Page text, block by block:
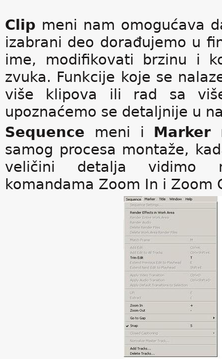
Clip meni nam omogućava
izabrani deo dorađujemo u
ime, modifikovati brzinu i
zvuka. Funkcije koje se
više klipova ili rad sa
upoznaćemo se detaljnije u
Sequence meni i Marker
samog procesa montaže,
veličini detalja vidimo
komandama Zoom In i